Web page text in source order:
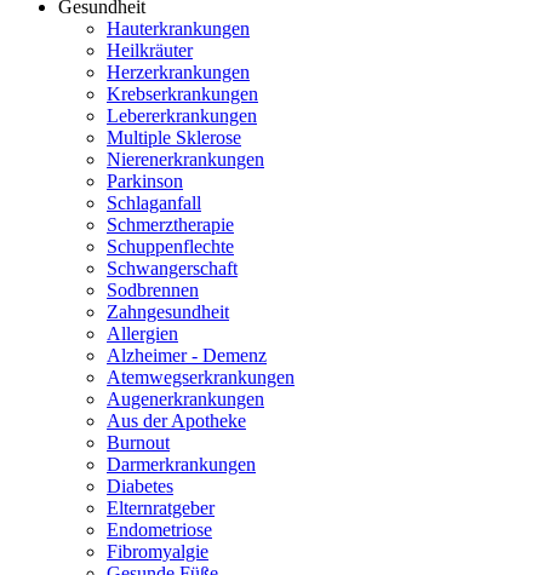
Gesundheit
Hauterkrankungen
Heilkräuter
Herzerkrankungen
Krebserkrankungen
Lebererkrankungen
Multiple Sklerose
Nierenerkrankungen
Parkinson
Schlaganfall
Schmerztherapie
Schuppenflechte
Schwangerschaft
Sodbrennen
Zahngesundheit
Allergien
Alzheimer - Demenz
Atemwegserkrankungen
Augenerkrankungen
Aus der Apotheke
Burnout
Darmerkrankungen
Diabetes
Elternratgeber
Endometriose
Fibromyalgie